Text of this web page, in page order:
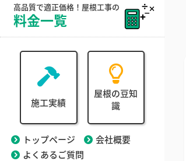
高品質で適正価格！屋根工事の
料金一覧
施工実績
屋根の豆知
識
トップページ
会社概要
よくあるご質問